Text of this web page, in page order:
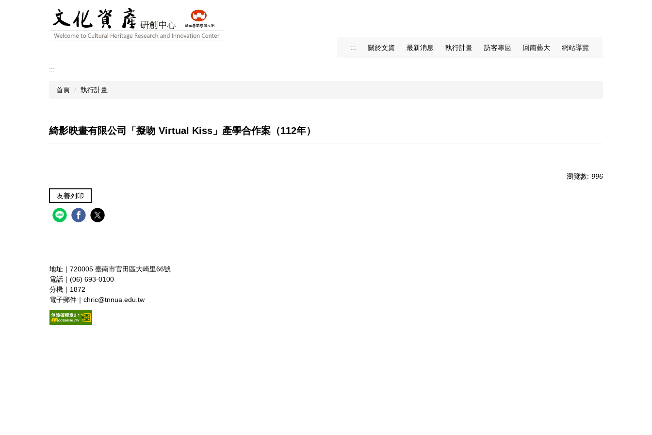
::: 關於文資 最新消息 執行計畫 訪客專區 回南藝大 網站導覽
:::
首頁 執行計畫
綺影映畫有限公司「擬吻 Virtual Kiss」產學合作案（112年）
瀏覽數: 996
友善列印
地址｜720005 臺南市官田區大崎里66號
電話｜(06) 693-0100
分機｜1872
電子郵件｜chric@tnnua.edu.tw